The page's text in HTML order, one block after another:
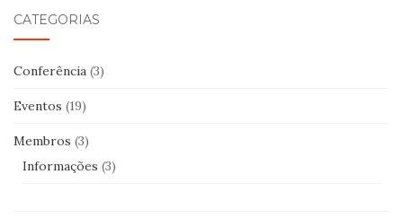
CATEGORIAS
Conferência (3)
Eventos (19)
Membros (3)
Informações (3)